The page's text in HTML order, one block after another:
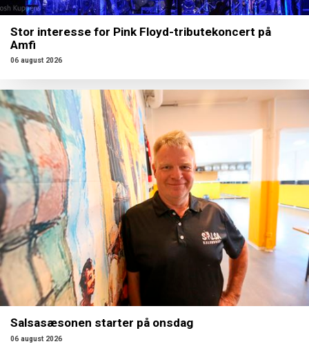
Stor interesse for Pink Floyd-tributekoncert på
Amfi
06 august 2026
Salsasæsonen starter på onsdag
06 august 2026